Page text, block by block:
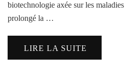
biotechnologie axée sur les
prolongé la …
LIRE LA SUITE